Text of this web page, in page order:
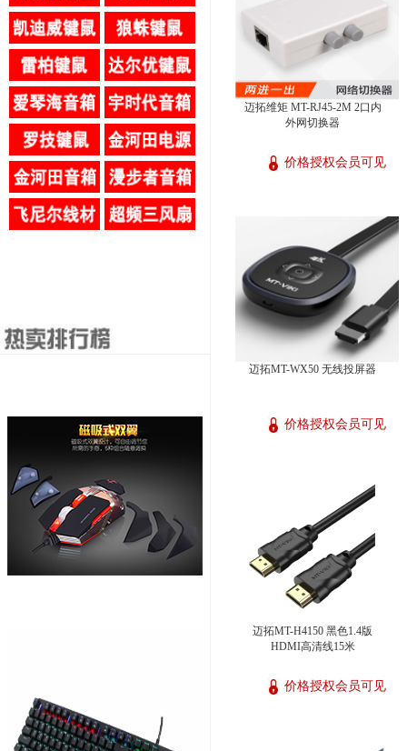
迈拓维矩 MT-RJ45-2M 2口内
外网切换器
价格授权会员可见
迈拓MT-WX50 无线投屏器
价格授权会员可见
迈拓MT-H4150 黑色1.4版
HDMI高清线15米
价格授权会员可见